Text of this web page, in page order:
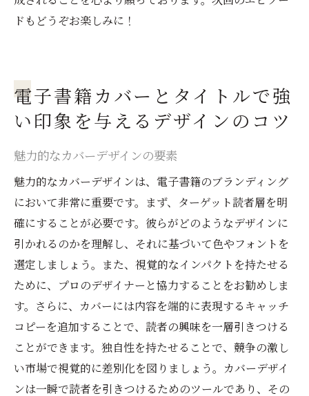
ドもどうぞお楽しみに！
電子書籍カバーとタイトルで強
い印象を与えるデザインのコツ
魅力的なカバーデザインの要素
魅力的なカバーデザインは、電子書籍のブランディング
において非常に重要です。まず、ターゲット読者層を明
確にすることが必要です。彼らがどのようなデザインに
引かれるのかを理解し、それに基づいて色やフォントを
選定しましょう。また、視覚的なインパクトを持たせる
ために、プロのデザイナーと協力することをお勧めしま
す。さらに、カバーには内容を端的に表現するキャッチ
コピーを追加することで、読者の興味を一層引きつける
ことができます。独自性を持たせることで、競争の激し
い市場で視覚的に差別化を図りましょう。カバーデザイ
ンは一瞬で読者を引きつけるためのツールであり、その